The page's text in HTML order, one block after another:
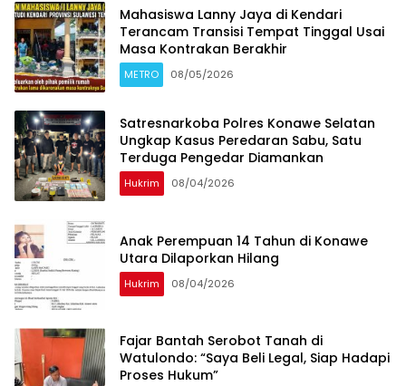
Mahasiswa Lanny Jaya di Kendari
Terancam Transisi Tempat Tinggal Usai
Masa Kontrakan Berakhir
METRO 08/05/2026
Satresnarkoba Polres Konawe Selatan
Ungkap Kasus Peredaran Sabu, Satu
Terduga Pengedar Diamankan
Hukrim 08/04/2026
Anak Perempuan 14 Tahun di Konawe
Utara Dilaporkan Hilang
Hukrim 08/04/2026
‎Fajar Bantah Serobot Tanah di
Watulondo: “Saya Beli Legal, Siap Hadapi
Proses Hukum”